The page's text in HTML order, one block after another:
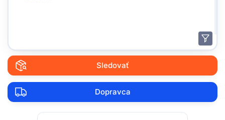
Sledovať
Dopravca